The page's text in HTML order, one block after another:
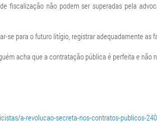
fiscalização não podem ser superadas pela
se para o futuro litígio, registrar adequadamente as
acha que a contratação pública é perfeita e não
a-revolucao-secreta-nos-contratos-publicos-